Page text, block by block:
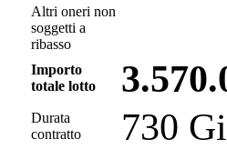
Altri oneri non
soggetti a
ribasso
Importo
totale lotto
Durata
contratto
730